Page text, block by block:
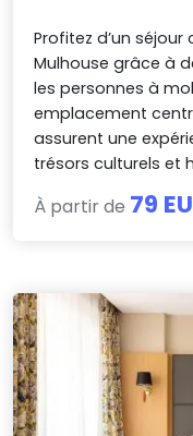
Profitez d’un
Mulhouse grâce à
les personnes à
emplacement
assurent une
trésors culturels et
À partir de 79